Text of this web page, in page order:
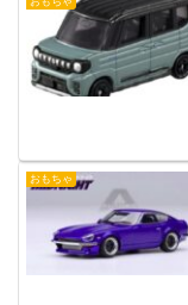
おもちゃ